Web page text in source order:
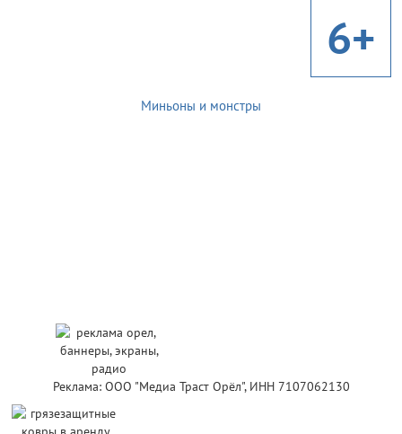
6+
Миньоны и монстры
Реклама: ООО "Медиа Траст Орёл", ИНН 7107062130